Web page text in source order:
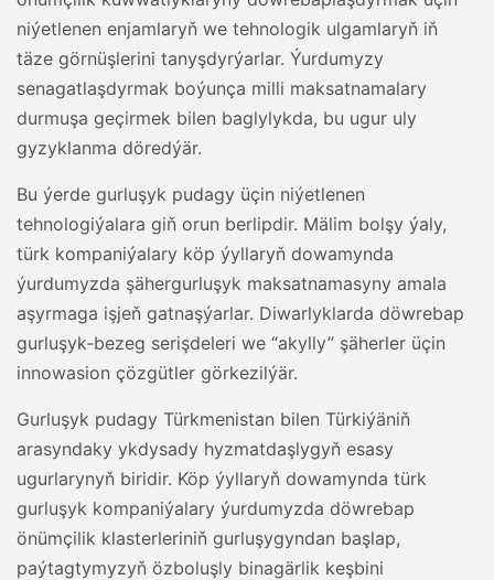
niýetlenen enjamlaryň we tehnologik ulgamlaryň iň
täze görnüşlerini tanyşdyrýarlar. Ýurdumyzy
senagatlaşdyrmak boýunça milli maksatnamalary
durmuşa geçirmek bilen baglylykda, bu ugur uly
gyzyklanma döredýär.
Bu ýerde gurluşyk pudagy üçin niýetlenen
tehnologiýalara giň orun berlipdir. Mälim bolşy ýaly,
türk kompaniýalary köp ýyllaryň dowamynda
ýurdumyzda şähergurluşyk maksatnamasyny amala
aşyrmaga işjeň gatnaşýarlar. Diwarlyklarda döwrebap
gurluşyk-bezeg serişdeleri we “akylly” şäherler üçin
innowasion çözgütler görkezilýär.
Gurluşyk pudagy Türkmenistan bilen Türkiýäniň
arasyndaky ykdysady hyzmatdaşlygyň esasy
ugurlarynyň biridir. Köp ýyllaryň dowamynda türk
gurluşyk kompaniýalary ýurdumyzda döwrebap
önümçilik klasterleriniň gurluşygyndan başlap,
paýtagtymyzyň özboluşly binagärlik keşbini